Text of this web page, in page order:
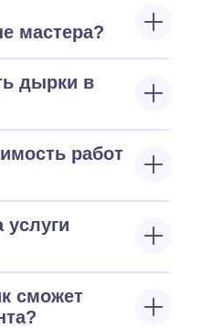
мастера?
дырки в
работ
услуги
сможет